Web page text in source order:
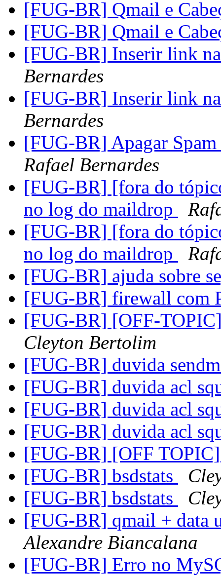
[FUG-BR] Qmail e
[FUG-BR] Qmail e
[FUG-BR] Inserir link
Bernardes
[FUG-BR] Inserir link
Bernardes
[FUG-BR] Apagar
Rafael Bernardes
[FUG-BR] [fora do
no log do maildrop
[FUG-BR] [fora do
no log do maildrop
[FUG-BR] ajuda sobre
[FUG-BR] firewall com
[FUG-BR] [OFF-
Cleyton Bertolim
[FUG-BR] duvida
[FUG-BR] duvida acl
[FUG-BR] duvida acl
[FUG-BR] duvida acl
[FUG-BR] [OFF
[FUG-BR] bsdstats
[FUG-BR] bsdstats
[FUG-BR] qmail + data
Alexandre Biancalana
[FUG-BR] Erro no